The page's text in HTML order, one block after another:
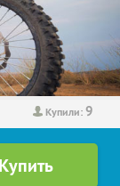
Купили:9